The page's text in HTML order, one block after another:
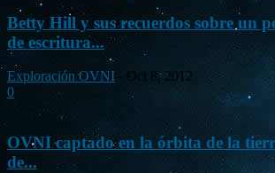
Betty Hill y sus recuerdos sobre un
de escritura...
Exploración OVNI - Oct 8, 2012
0
OVNI captado en la órbita de la
de...